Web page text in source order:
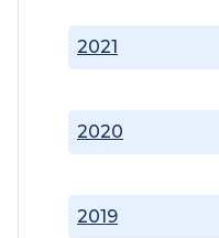
2019
2020
2021